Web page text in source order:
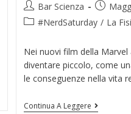
Bar Scienza
#NerdSaturday / La
Nei nuovi film della
diventare piccolo, come
le conseguenze nella vita
Continua A Leggere